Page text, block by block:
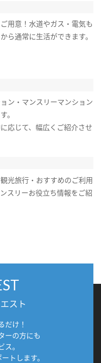
用意！水道やガス・電気も
ら通常に生活ができます。
ン・マンスリーマンション
。
応じて、幅広くご紹介させ
光旅行・おすすめのご利用
スリーお役立ち情報をご紹
スト
だけ！
ーの方にも
。
トします。